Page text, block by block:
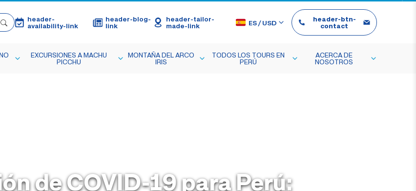
header-
availability-link
header-blog-
link
header-tailor-
made-link
ES/USD
header-btn-
contact
EXCURSIONES A MACHU
PICCHU
MONTAÑA DEL ARCO
IRIS
TODOS LOS TOURS EN
PERÚ
ACERCA DE
NOSOTROS
de COVID-19 para Perú: